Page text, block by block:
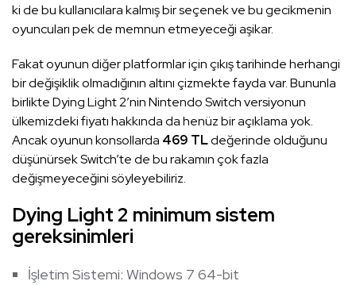
ki de bu kullanıcılara kalmış bir seçenek ve bu gecikmenin
oyuncuları pek de memnun etmeyeceği aşikar.
Fakat oyunun diğer platformlar için çıkış tarihinde herhangi
bir değişiklik olmadığının altını çizmekte fayda var. Bununla
birlikte Dying Light 2’nin Nintendo Switch versiyonun
ülkemizdeki fiyatı hakkında da henüz bir açıklama yok.
Ancak oyunun konsollarda 469 TLdeğerinde olduğunu
düşünürsek Switch’te de bu rakamın çok fazla
değişmeyeceğini söyleyebiliriz.
Dying Light 2 minimum sistem
gereksinimleri
İşletim Sistemi: Windows 7 64-bit